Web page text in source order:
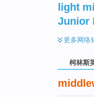
light
Junior
更多网络
柯林斯